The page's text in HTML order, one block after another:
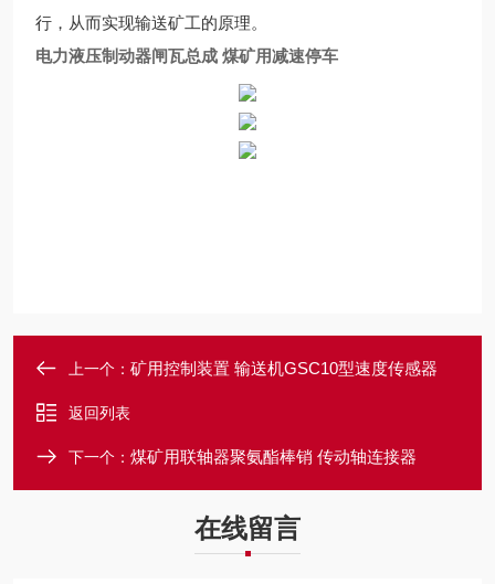
行，从而实现输送矿工的原理。
电力液压制动器闸瓦总成 煤矿用减速停车
上一个： 矿用控制装置 输送机GSC10型速度传感器
返回列表
下一个： 煤矿用联轴器聚氨酯棒销 传动轴连接器
在线留言